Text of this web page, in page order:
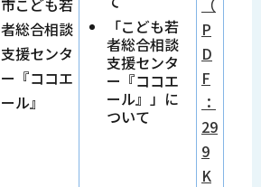
者総合相談
支援センタ
ー『ココエ
ール』
「こども若
者総合相談
支援センタ
ー『ココエ
ール』」に
ついて
P
D
F
：
29
9
K